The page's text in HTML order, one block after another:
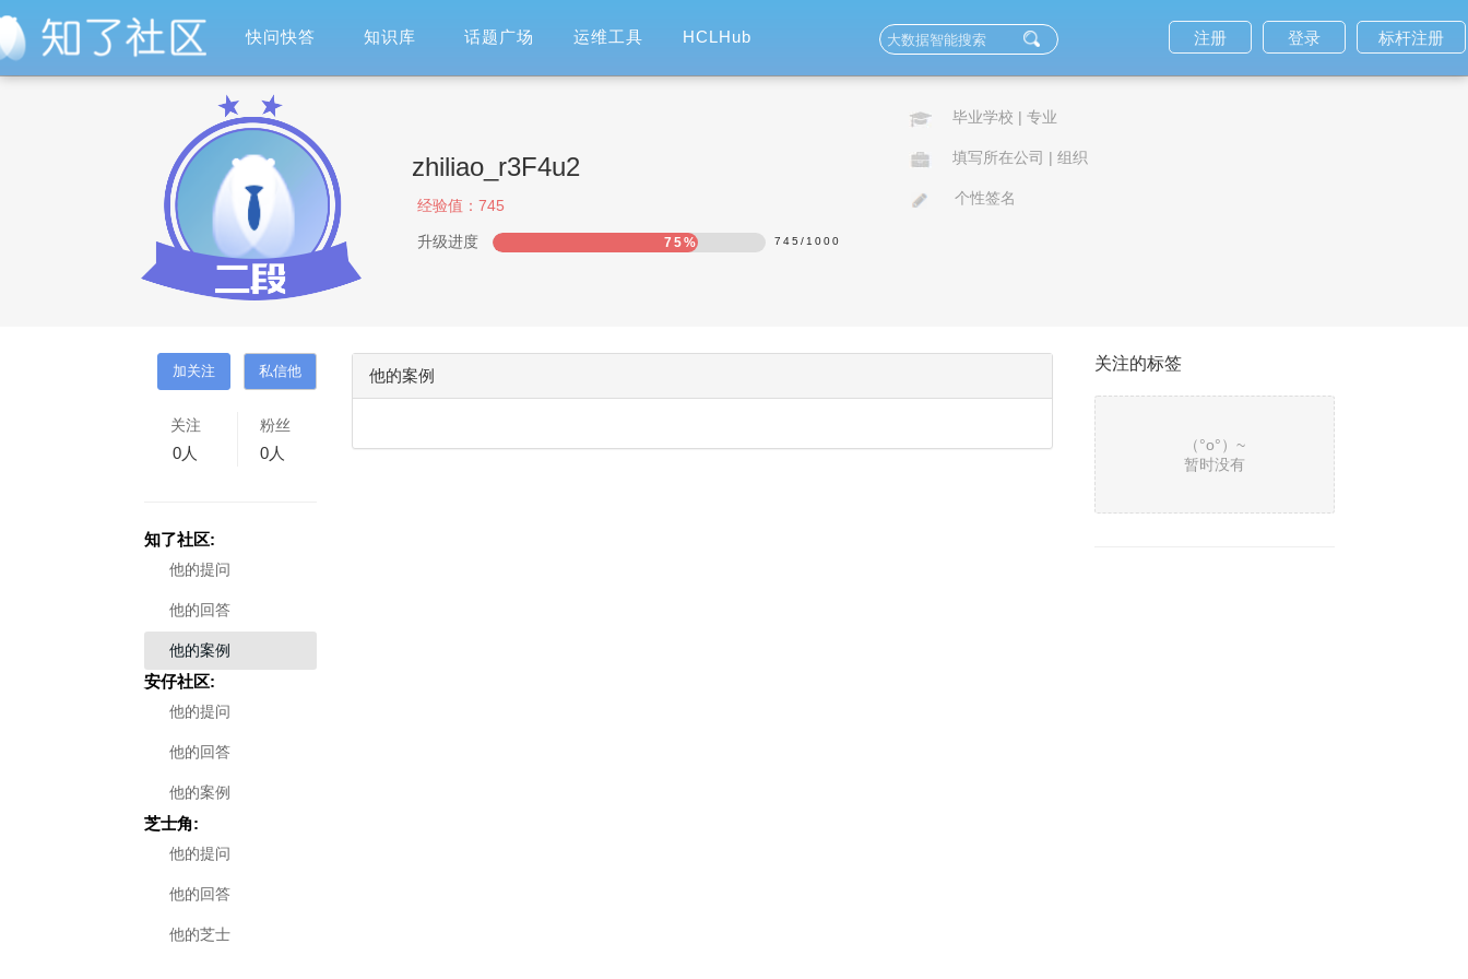
快问快答 知识库 话题广场 运维工具 HCLHub 标杆注册
登录
注册
zhiliao_r3F4u2
经验值： 745
升级进度 75% 745 / 1000
毕业学校 | 专业
填写所在公司 | 组织
个性签名
关注
0人
粉丝
0人
知了社区:
他的提问
他的回答
他的案例
安仔社区:
他的提问
他的回答
他的案例
芝士角:
他的提问
他的回答
他的芝士
他的案例
关注的标签
（°ο°）~
暂时没有